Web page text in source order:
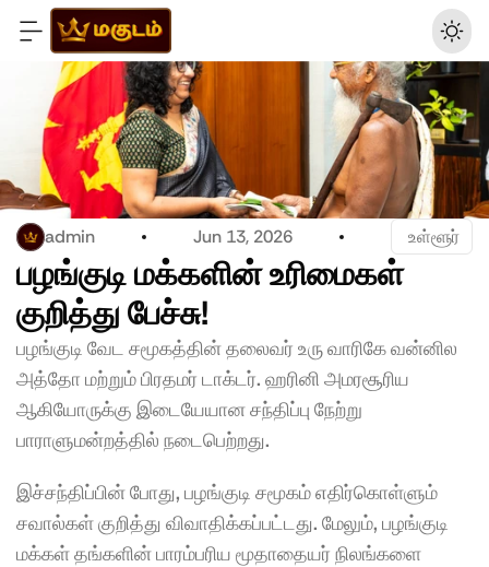
admin Jun 13, 2026 உள்ளூர்
பழங்குடி மக்களின் உரிமைகள்
குறித்து பேச்சு!
பழங்குடி வேட சமூகத்தின் தலைவர் உரு வாரிகே வன்னில
அத்தோ மற்றும் பிரதமர் டாக்டர். ஹரினி அமரசூரிய
ஆகியோருக்கு இடையேயான சந்திப்பு நேற்று
பாராளுமன்றத்தில் நடைபெற்றது.
இச்சந்திப்பின் போது, ​​பழங்குடி சமூகம் எதிர்கொள்ளும்
சவால்கள் குறித்து விவாதிக்கப்பட்டது. மேலும், பழங்குடி
மக்கள் தங்களின் பாரம்பரிய மூதாதையர் நிலங்களை